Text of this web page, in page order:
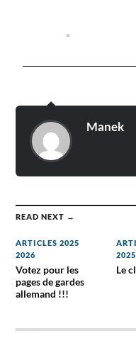
Manek
READ NEXT →
ARTICLES 2025
2026
Votez pour les
pages de gardes
allemand !!!
2025
Le